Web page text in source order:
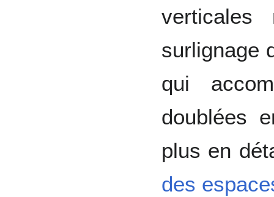
surlignage
qui
doublées
plus en
des